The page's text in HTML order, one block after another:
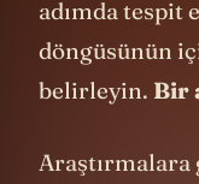
adımda tespit
döngüsünün
belirleyin. Bir
Araştırmalara